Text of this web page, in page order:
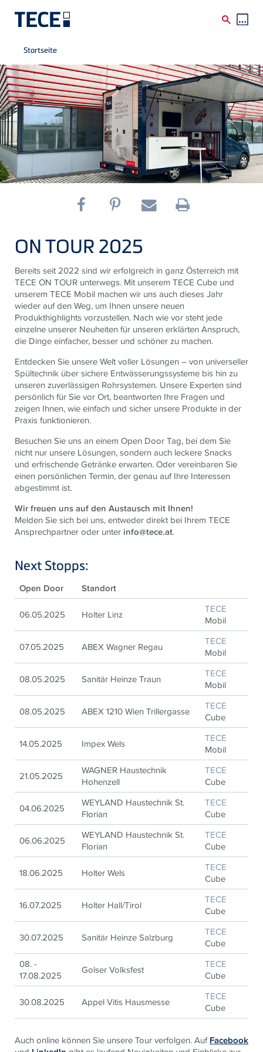
Direkt zum Inhalt
Breadcrumb
Startseite
ON TOUR 2025
Bereits seit 2022 sind wir erfolgreich in ganz Österreich mit
TECE ON TOUR unterwegs. Mit unserem TECE Cube und
unserem TECE Mobil machen wir uns auch dieses Jahr
wieder auf den Weg, um Ihnen unsere neuen
Produkthighlights vorzustellen. Nach wie vor steht jede
einzelne unserer Neuheiten für unseren erklärten Anspruch,
die Dinge einfacher, besser und schöner zu machen.
Entdecken Sie unsere Welt voller Lösungen – von universeller
Spültechnik über sichere Entwässerungssysteme bis hin zu
unseren zuverlässigen Rohrsystemen. Unsere Experten sind
persönlich für Sie vor Ort, beantworten Ihre Fragen und
zeigen Ihnen, wie einfach und sicher unsere Produkte in der
Praxis funktionieren.
Besuchen Sie uns an einem Open Door Tag, bei dem Sie
nicht nur unsere Lösungen, sondern auch leckere Snacks
und erfrischende Getränke erwarten. Oder vereinbaren Sie
einen persönlichen Termin, der genau auf Ihre Interessen
abgestimmt ist.
Wir freuen uns auf den Austausch mit Ihnen!
Melden Sie sich bei uns, entweder direkt bei Ihrem TECE
Ansprechpartner oder unter info@tece.at.
Next Stopps:
Open Door Standort
06.05.2025 Holter Linz
TECE
Mobil
07.05.2025 ABEX Wagner Regau
TECE
Mobil
08.05.2025 Sanitär Heinze Traun
TECE
Mobil
08.05.2025 ABEX 1210 Wien Trillergasse
TECE
Cube
14.05.2025 Impex Wels
TECE
Mobil
21.05.2025
WAGNER Haustechnik
Hohenzell
TECE
Cube
04.06.2025
WEYLAND Haustechnik St.
Florian
TECE
Cube
06.06.2025
WEYLAND Haustechnik St.
Florian
TECE
Cube
18.06.2025 Holter Wels
TECE
Cube
16.07.2025 Holter Hall/Tirol
TECE
Cube
30.07.2025 Sanitär Heinze Salzburg
TECE
Cube
08. -
17.08.2025
Golser Volksfest
TECE
Cube
30.08.2025 Appel Vitis Hausmesse
TECE
Cube
Auch online können Sie unsere Tour verfolgen. AufFacebook